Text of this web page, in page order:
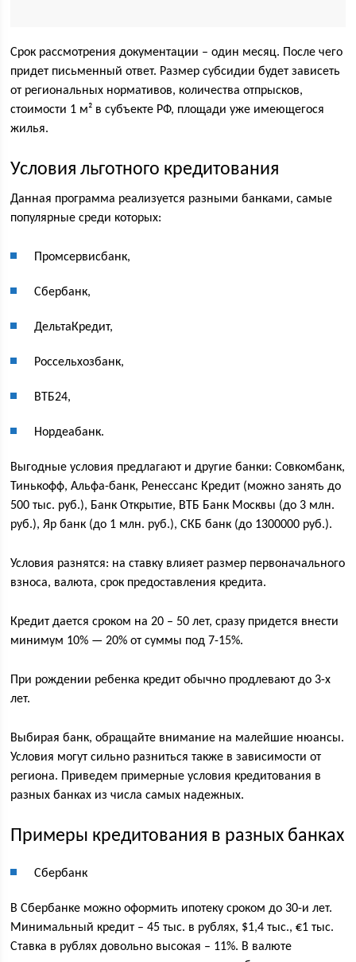
Срок рассмотрения документации – один месяц. После чего
придет письменный ответ. Размер субсидии будет зависеть
от региональных нормативов, количества отпрысков,
стоимости 1 м² в субъекте РФ, площади уже имеющегося
жилья.
Условия льготного кредитования
Данная программа реализуется разными банками, самые
популярные среди которых:
Промсервисбанк,
Сбербанк,
ДельтаКредит,
Россельхозбанк,
ВТБ24,
Нордеабанк.
Выгодные условия предлагают и другие банки: Совкомбанк,
Тинькофф, Альфа-банк, Ренессанс Кредит (можно занять до
500 тыс. руб.), Банк Открытие, ВТБ Банк Москвы (до 3 млн.
руб.), Яр банк (до 1 млн. руб.), СКБ банк (до 1300000 руб.).
Условия разнятся: на ставку влияет размер первоначального
взноса, валюта, срок предоставления кредита.
Кредит дается сроком на 20 – 50 лет, сразу придется внести
минимум 10% — 20% от суммы под 7-15%.
При рождении ребенка кредит обычно продлевают до 3-х
лет.
Выбирая банк, обращайте внимание на малейшие нюансы.
Условия могут сильно разниться также в зависимости от
региона. Приведем примерные условия кредитования в
разных банках из числа самых надежных.
Примеры кредитования в разных банках
Сбербанк
В Сбербанке можно оформить ипотеку сроком до 30-и лет.
Минимальный кредит – 45 тыс. в рублях, $1,4 тыс., €1 тыс.
Ставка в рублях довольно высокая – 11%. В валюте